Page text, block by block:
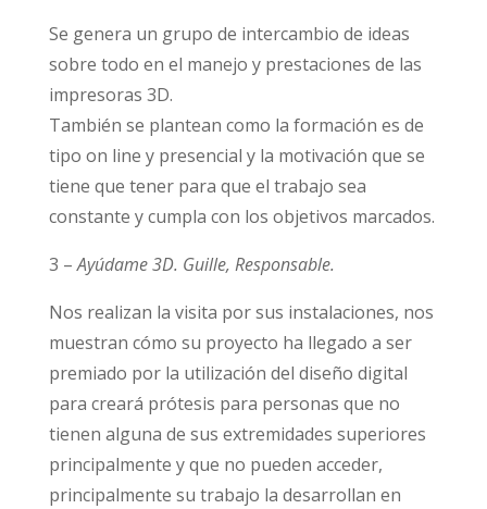
Se genera un grupo de intercambio de ideas
sobre todo en el manejo y prestaciones de las
impresoras 3D.
También se plantean como la formación es de
tipo on line y presencial y la motivación que se
tiene que tener para que el trabajo sea
constante y cumpla con los objetivos marcados.
3 –Ayúdame 3D. Guille, Responsable.
Nos realizan la visita por sus instalaciones, nos
muestran cómo su proyecto ha llegado a ser
premiado por la utilización del diseño digital
para creará prótesis para personas que no
tienen alguna de sus extremidades superiores
principalmente y que no pueden acceder,
principalmente su trabajo la desarrollan en